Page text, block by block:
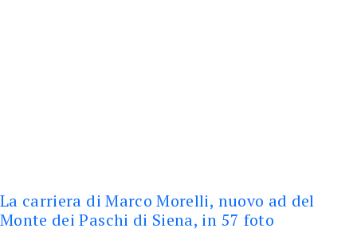
La carriera di Marco Morelli, nuovo ad del
Monte dei Paschi di Siena, in 57 foto